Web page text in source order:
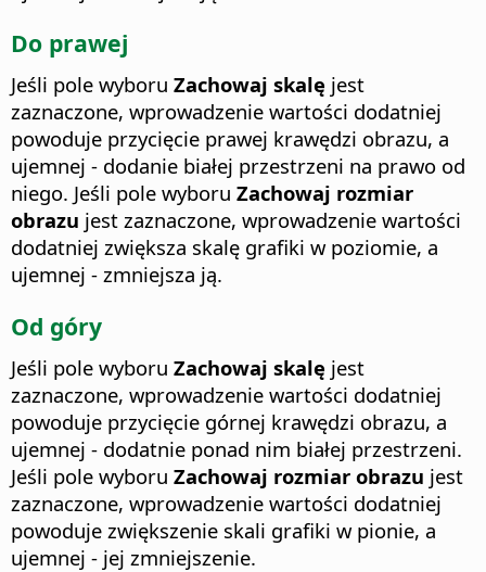
Do prawej
Jeśli pole wyboru Zachowaj skalę jest
zaznaczone, wprowadzenie wartości dodatniej
powoduje przycięcie prawej krawędzi obrazu, a
ujemnej - dodanie białej przestrzeni na prawo od
niego. Jeśli pole wyboru Zachowaj rozmiar
obrazu jest zaznaczone, wprowadzenie wartości
dodatniej zwiększa skalę grafiki w poziomie, a
ujemnej - zmniejsza ją.
Od góry
Jeśli pole wyboru Zachowaj skalę jest
zaznaczone, wprowadzenie wartości dodatniej
powoduje przycięcie górnej krawędzi obrazu, a
ujemnej - dodatnie ponad nim białej przestrzeni.
Jeśli pole wyboru Zachowaj rozmiar obrazu jest
zaznaczone, wprowadzenie wartości dodatniej
powoduje zwiększenie skali grafiki w pionie, a
ujemnej - jej zmniejszenie.